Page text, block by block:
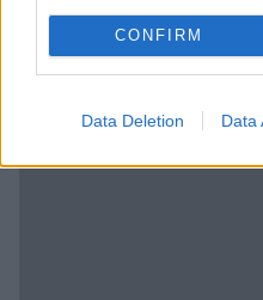
CONFIRM
Data Deletion Data
„Sveikatos
moka už gyvenimą